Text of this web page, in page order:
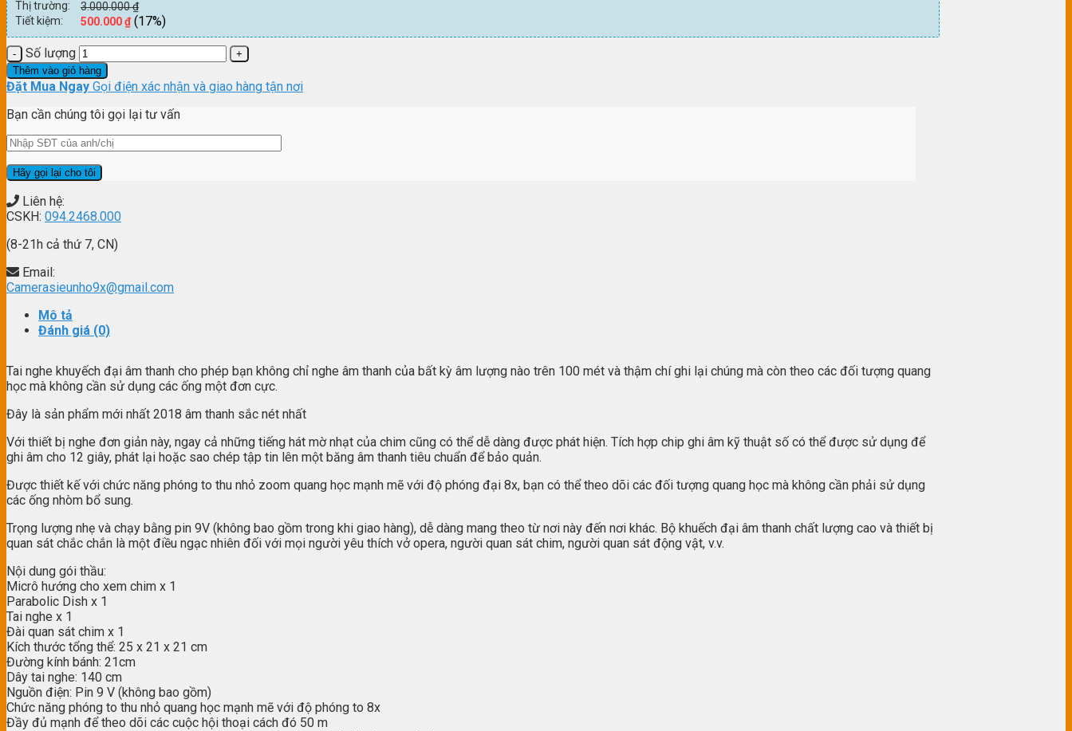
Thị trường:
3.000.000₫
Tiết kiệm:
500.000₫ (17%)
Số lượng
Thêm vào giỏ hàng
Đặt Mua Ngay Gọi điện xác nhận và giao hàng tận nơi
Bạn cần chúng tôi gọi lại tư vấn
Liên hệ:
CSKH: 094.2468.000
(8-21h cả thứ 7, CN)
Email:
Camerasieunho9x@gmail.com
Mô tả
Đánh giá (0)
Tai nghe khuyếch đại âm thanh cho phép bạn không chỉ nghe âm thanh của bất kỳ âm lượng nào trên 100 mét và thậm chí ghi lại chúng mà còn theo các đối tượng quang
học mà không cần sử dụng các ống một đơn cực.
Đây là sản phẩm mới nhất 2018 âm thanh sắc nét nhất
Với thiết bị nghe đơn giản này, ngay cả những tiếng hát mờ nhạt của chim cũng có thể dễ dàng được phát hiện. Tích hợp chip ghi âm kỹ thuật số có thể được sử dụng để
ghi âm cho 12 giây, phát lại hoặc sao chép tập tin lên một băng âm thanh tiêu chuẩn để bảo quản.
Được thiết kế với chức năng phóng to thu nhỏ zoom quang học mạnh mẽ với độ phóng đại 8x, bạn có thể theo dõi các đối tượng quang học mà không cần phải sử dụng
các ống nhòm bổ sung.
Trọng lượng nhẹ và chạy bằng pin 9V (không bao gồm trong khi giao hàng), dễ dàng mang theo từ nơi này đến nơi khác. Bộ khuếch đại âm thanh chất lượng cao và thiết bị
quan sát chắc chắn là một điều ngạc nhiên đối với mọi người yêu thích vở opera, người quan sát chim, người quan sát động vật, v.v.
Nội dung gói thầu:
Micrô hướng cho xem chim x 1
Parabolic Dish x 1
Tai nghe x 1
Đài quan sát chim x 1
Kích thước tổng thể: 25 x 21 x 21 cm
Đường kính bánh: 21cm
Dây tai nghe: 140 cm
Nguồn điện: Pin 9 V (không bao gồm)
Chức năng phóng to thu nhỏ quang học mạnh mẽ với độ phóng to 8x
Đầy đủ mạnh để theo dõi các cuộc hội thoại cách đó 50 m